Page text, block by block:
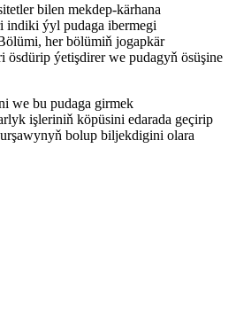
bilen mekdep-kärhana
indiki ýyl pudaga ibermegi
her bölümiň jogapkär
ösdürip ýetişdirer we pudagyň ösüşine
we bu pudaga girmek
işleriniň köpüsini edarada geçirip
bolup biljekdigini olara